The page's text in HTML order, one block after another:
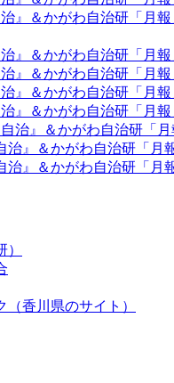
』＆かがわ自治研「月
』＆かがわ自治研「月
』＆かがわ自治研「月
』＆かがわ自治研「月
』＆かがわ自治研「月
治』＆かがわ自治研「
治』＆かがわ自治研「月
治』＆かがわ自治研「月
香川県のサイト）